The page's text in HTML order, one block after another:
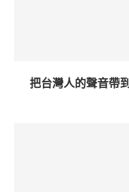
把台灣人的聲音帶